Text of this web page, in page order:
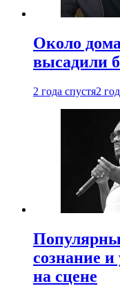
Около
высадили
2 года спустя2
сознание
на сцене